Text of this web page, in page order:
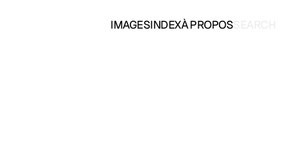
IMAGESINDEXÀ PROPOS